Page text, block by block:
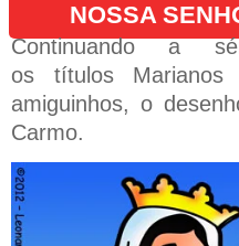
NOSSA
Continuando a
os títulos
amiguinhos, o
Carmo.